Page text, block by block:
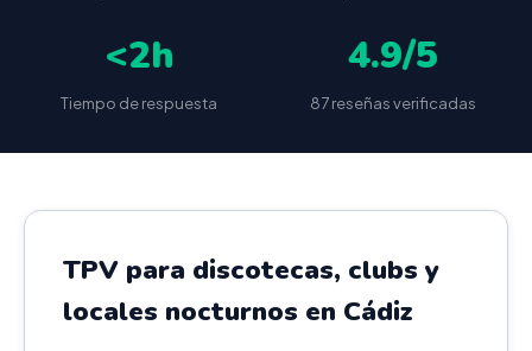
<2h
Tiempo de respuesta
4.9/5
87 reseñas verificadas
TPV para discotecas, clubs y
locales nocturnos en Cádiz